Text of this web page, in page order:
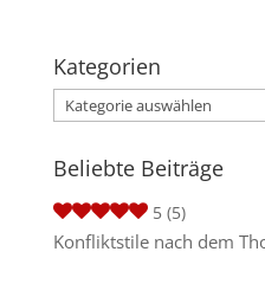
Kategorien
Kategorien
Beliebte Beiträge
5 (5)
Konfliktstile nach dem